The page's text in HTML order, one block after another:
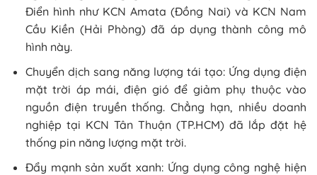
Điển hình như KCN Amata (Đồng Nai) và KCN Nam
Cầu Kiền (Hải Phòng) đã áp dụng thành công mô
hình này.
Chuyển dịch sang năng lượng tái tạo: Ứng dụng điện
mặt trời áp mái, điện gió để giảm phụ thuộc vào
nguồn điện truyền thống. Chẳng hạn, nhiều doanh
nghiệp tại KCN Tân Thuận (TP.HCM) đã lắp đặt hệ
thống pin năng lượng mặt trời.
Đẩy mạnh sản xuất xanh: Ứng dụng công nghệ hiện